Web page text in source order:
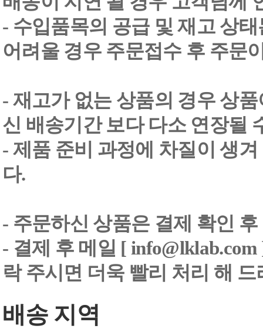
- 수입품목의 공급 및 재고 상
어려울 경우 주문접수 후 주문
- 재고가 없는 상품의 경우 상
신 배송기간 보다 다소 연장될
- 제품 준비 과정에 차질이 생
다.
- 주문하신 상품은 결제 확인
- 결제 후 메일 [
락 주시면 더욱 빨리 처리 해
배송 지역